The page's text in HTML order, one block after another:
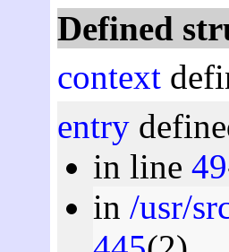
Defined
context
entry
in line 49
in /usr/